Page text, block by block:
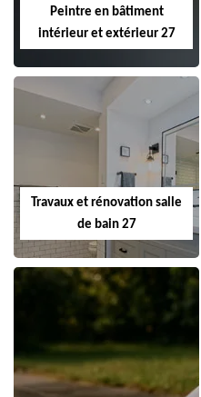
Peintre en bâtiment
intérieur et extérieur 27
Travaux et rénovation salle
de bain 27